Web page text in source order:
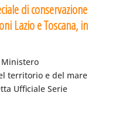
di conservazione
Lazio e Toscana, in
territorio e del mare
Ufficiale Serie